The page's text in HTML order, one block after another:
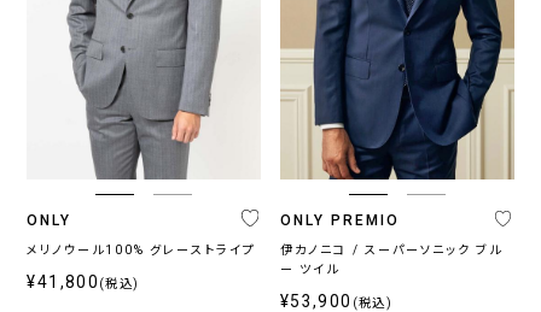
ONLY
メリノウール100% グレーストライプ
¥41,800 (税込)
ONLY PREMIO
伊カノニコ / スーパーソニック ブル
ー ツイル
¥53,900 (税込)